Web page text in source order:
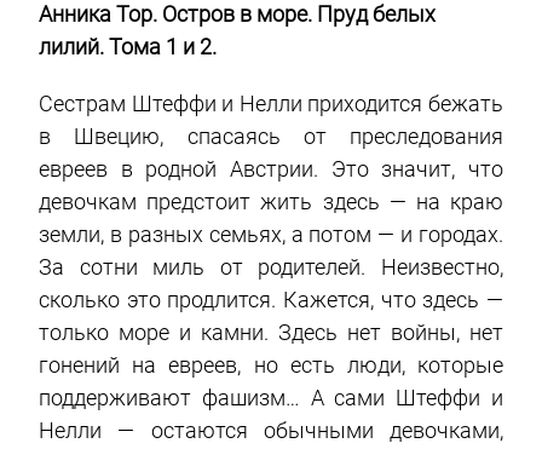
Анника Тор. Остров в море. Пруд белых
лилий. Тома 1 и 2.
Сестрам Штеффи и Нелли приходится бежать
в Швецию, спасаясь от преследования
евреев в родной Австрии. Это значит, что
девочкам предстоит жить здесь — на краю
земли, в разных семьях, а потом — и городах.
За сотни миль от родителей. Неизвестно,
сколько это продлится. Кажется, что здесь —
только море и камни. Здесь нет войны, нет
гонений на евреев, но есть люди, которые
поддерживают фашизм… А сами Штеффи и
Нелли — остаются обычными девочками,